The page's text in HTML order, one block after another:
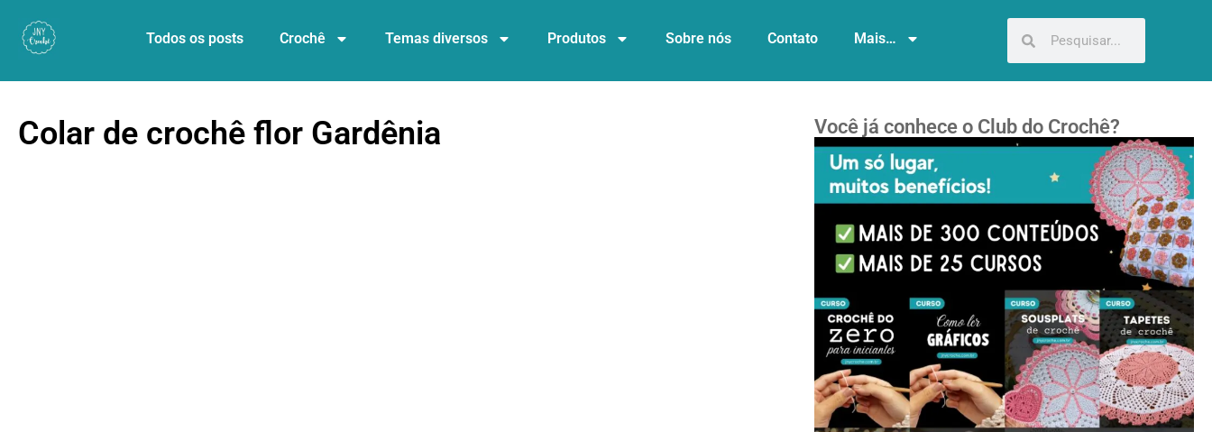
Todos os posts Crochê Temas diversos Produtos Sobre nós Contato Mais…
Você já conhece o Club do Crochê?
Colar de crochê flor Gardênia